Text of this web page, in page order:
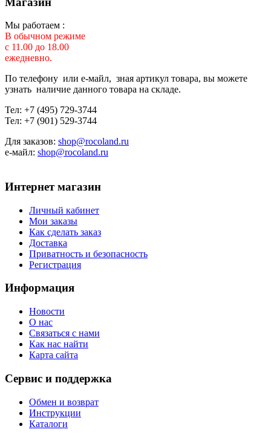
Мы работаем :
В обычном режиме
с 11.00 до 18.00
ежедневно.
По телефону или е-майл, зная артикул товара, вы можете
узнать наличие данного товара на складе.
Тел: +7 (495) 729-3744
Тел: +7 (901) 529-3744
Для заказов: shop@rocoland.ru
е-майл: shop@rocoland.ru
Интернет магазин
Личный кабинет
Мои заказы
Как сделать заказ
Доставка
Приватность и безопасность
Регистрация
Информация
Новости
О нас
Связаться с нами
Как нас найти
Карта сайта
Сервис и поддержка
Обмен и возврат
Инструкции
Каталоги